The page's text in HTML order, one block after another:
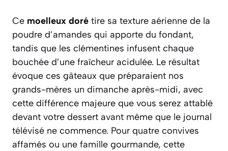
Ce moelleux doré tire sa texture aérienne de la
poudre d’amandes qui apporte du fondant,
tandis que les clémentines infusent chaque
bouchée d’une fraîcheur acidulée. Le résultat
évoque ces gâteaux que préparaient nos
grands-mères un dimanche après-midi, avec
cette différence majeure que vous serez attablé
devant votre dessert avant même que le journal
télévisé ne commence. Pour quatre convives
affamés ou une famille gourmande, cette